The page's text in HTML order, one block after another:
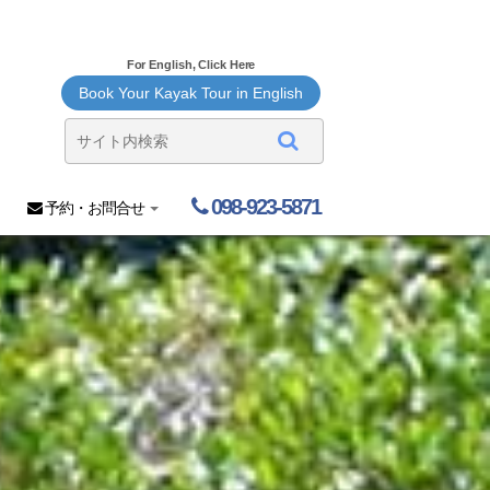
For English, Click Here
Book Your Kayak Tour in English
予約・お問合せ 098-923-5871